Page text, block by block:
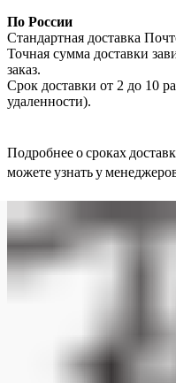
По России
Стандартная доставка
Точная сумма доставки
заказ.
Срок доставки от 2 до 10
удаленности).
Подробнее о сроках
можете узнать у